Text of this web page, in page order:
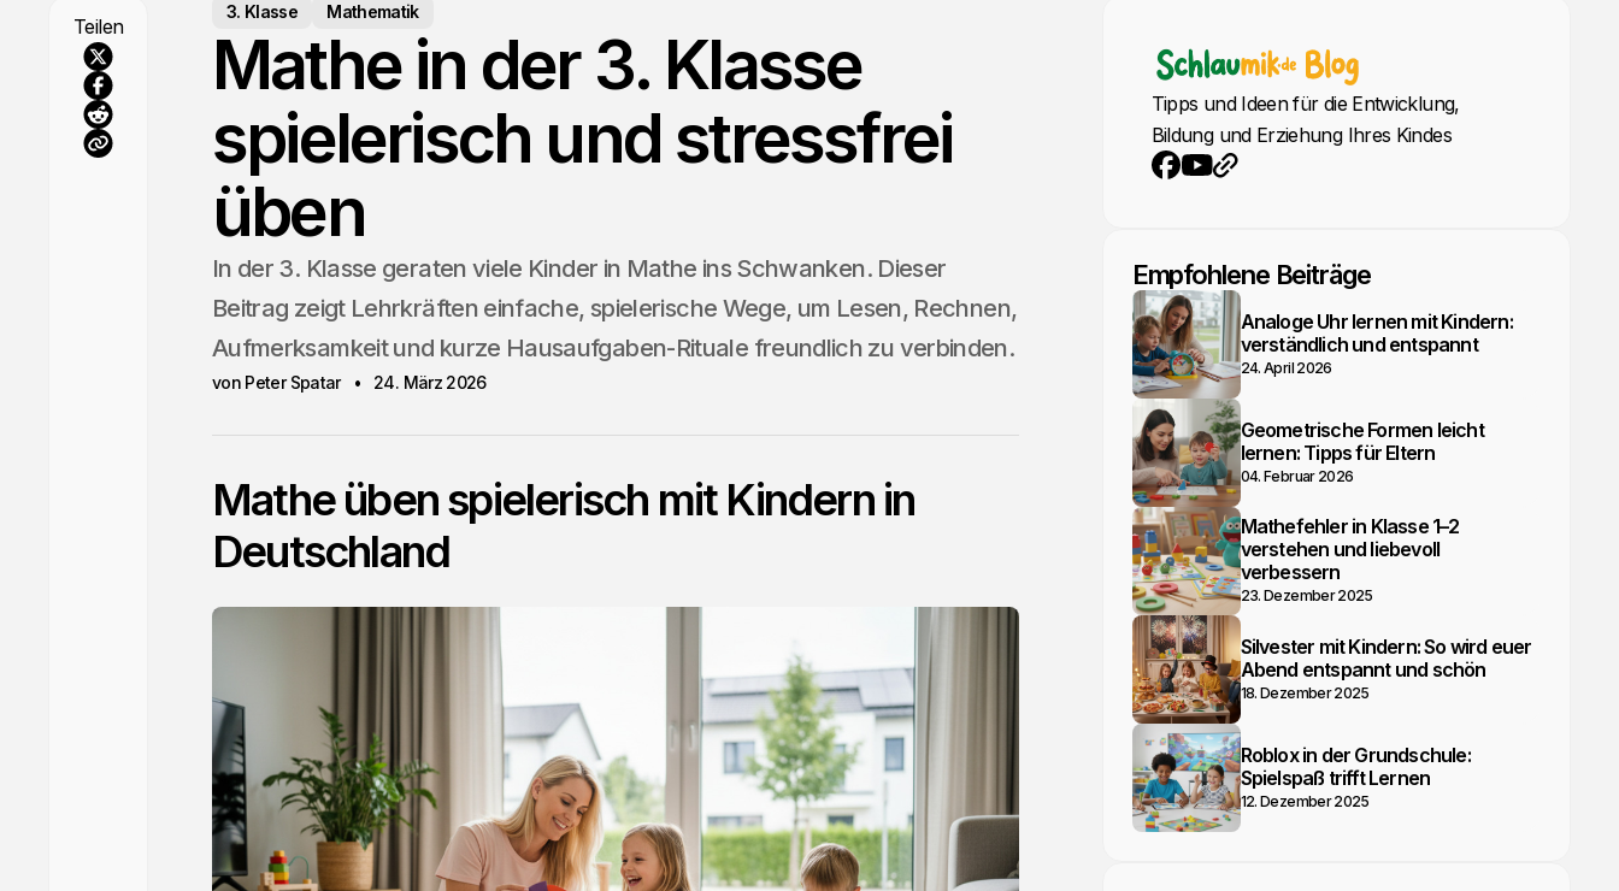
Teilen
3. Klasse Mathematik
Mathe in der 3. Klasse
spielerisch und stressfrei
üben
In der 3. Klasse geraten viele Kinder in Mathe ins Schwanken. Dieser
Beitrag zeigt Lehrkräften einfache, spielerische Wege, um Lesen, Rechnen,
Aufmerksamkeit und kurze Hausaufgaben-Rituale freundlich zu verbinden.
von Peter Spatar 24. März 2026
Mathe üben spielerisch mit Kindern in
Deutschland
Tipps und Ideen für die Entwicklung,
Bildung und Erziehung Ihres Kindes
Empfohlene Beiträge
Analoge Uhr lernen mit Kindern:
verständlich und entspannt
24. April 2026
Geometrische Formen leicht
lernen: Tipps für Eltern
04. Februar 2026
Mathefehler in Klasse 1–2
verstehen und liebevoll
verbessern
23. Dezember 2025
Silvester mit Kindern: So wird euer
Abend entspannt und schön
18. Dezember 2025
Roblox in der Grundschule:
Spielspaß trifft Lernen
12. Dezember 2025